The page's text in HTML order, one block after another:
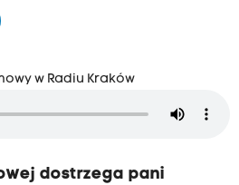
w Radiu Kraków
dostrzega pani